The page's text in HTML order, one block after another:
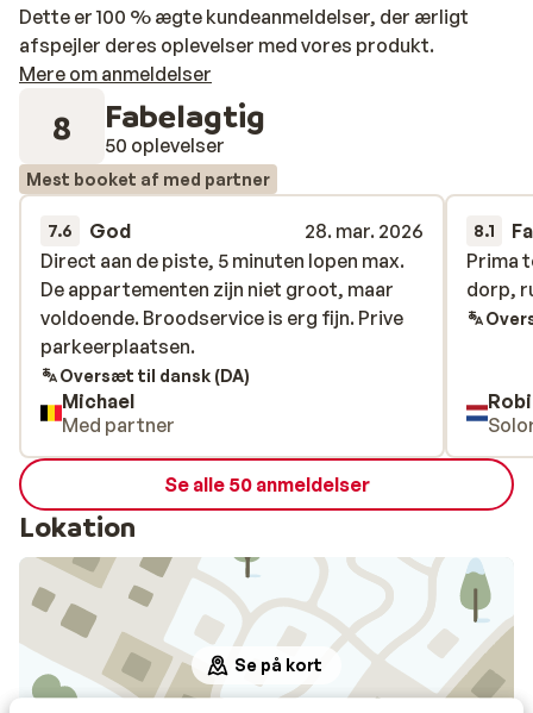
Dette er 100 % ægte kundeanmeldelser, der ærligt
afspejler deres oplevelser med vores produkt.
Mere om anmeldelser
8 Fabelagtig
50 oplevelser
Mest booket af med partner
7.6 God
28. mar. 2026
Direct aan de piste, 5 minuten lopen max.
De appartementen zijn niet groot, maar
voldoende. Broodservice is erg fijn. Prive
parkeerplaatsen.
Direct aan de piste, 5 minuten lopen max.
De appartementen zijn niet groot, maar
voldoende. Broodservice is erg fijn. Prive
parkeerplaatsen.
Oversæt til dansk (DA)
Michael
Med partner
8.1
Prima
dorp,
Prima
dorp,
Se alle 50 anmeldelser
Lokation
Se på kort